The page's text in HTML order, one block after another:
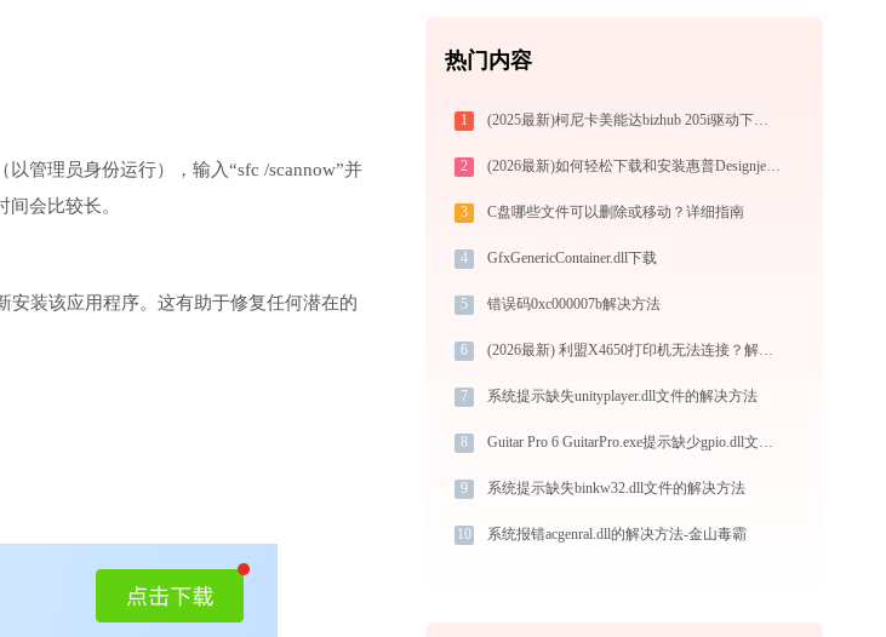
管理员身份运行），输入“sfc /scannow”并
会比较长。
安装该应用程序。这有助于修复任何潜在的
热门内容
1 (2025最新)柯尼卡美能达bizhub 205i驱动下载(官方)-Win10/Win11支持
2 (2026最新)如何轻松下载和安装惠普Designjet Z6100 42英寸(Q6651A)打印机驱动？跟着这篇指南走
3 C盘哪些文件可以删除或移动？详细指南
4 GfxGenericContainer.dll下载
5 错误码0xc000007b解决方法
6 (2026最新) 利盟X4650打印机无法连接？解决方法在这里！
7 系统提示缺失unityplayer.dll文件的解决方法
8 Guitar Pro 6 GuitarPro.exe提示缺少gpio.dll文件的解决办法
9 系统提示缺失binkw32.dll文件的解决方法
10 系统报错acgenral.dll的解决方法-金山毒霸